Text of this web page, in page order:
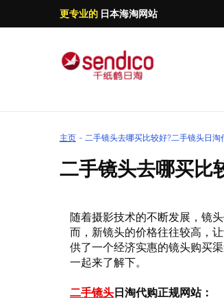
更专业的 日本海淘网站
主页 二手镜头去哪买比较好?二手镜头日淘
二手镜头去哪买比
随着摄影技术的不断发展，镜
而，新镜头的价格往往较高，
供了一个经济实惠的镜头购买
一起来了解下。
二手镜头日淘代购正规网站：